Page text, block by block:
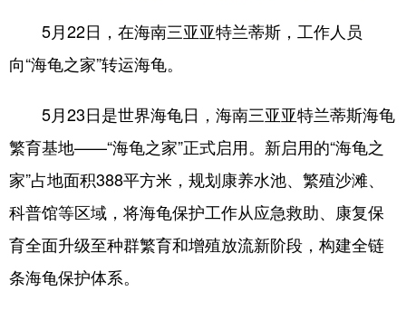
5月22日，在海南三亚亚特兰蒂斯，工作人员
向“海龟之家”转运海龟。
5月23日是世界海龟日，海南三亚亚特兰蒂斯海龟
繁育基地——“海龟之家”正式启用。新启用的“海龟之
家”占地面积388平方米，规划康养水池、繁殖沙滩、
科普馆等区域，将海龟保护工作从应急救助、康复保
育全面升级至种群繁育和增殖放流新阶段，构建全链
条海龟保护体系。